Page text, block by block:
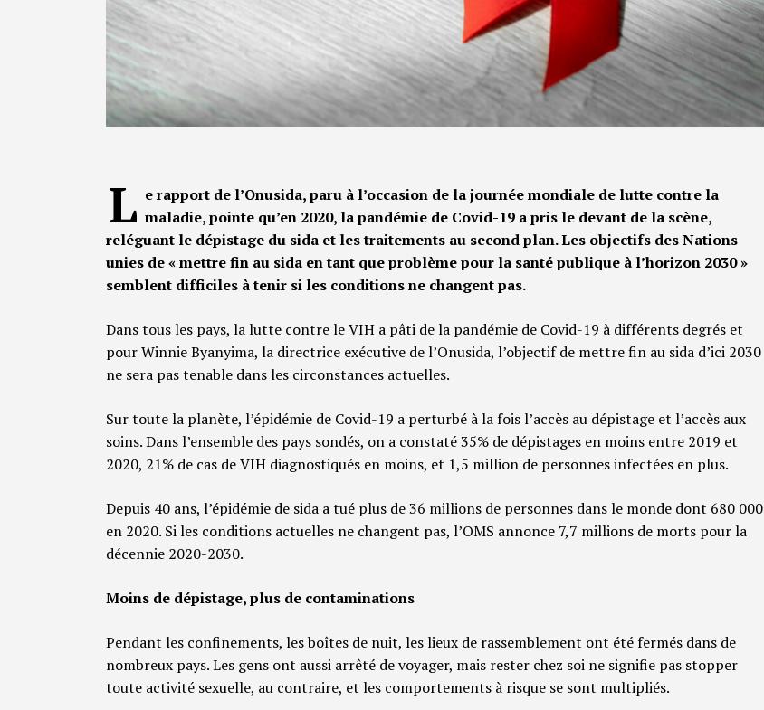
L e rapport de l’Onusida, paru à l’occasion de la journée mondiale de lutte contre la
maladie, pointe qu’en 2020, la pandémie de Covid-19 a pris le devant de la scène,
reléguant le dépistage du sida et les traitements au second plan. Les objectifs des Nations
unies de « mettre fin au sida en tant que problème pour la santé publique à l’horizon 2030 »
semblent difficiles à tenir si les conditions ne changent pas.
Dans tous les pays, la lutte contre le VIH a pâti de la pandémie de Covid-19 à différents degrés et
pour Winnie Byanyima, la directrice exécutive de l’Onusida, l’objectif de mettre fin au sida d’ici 2030
ne sera pas tenable dans les circonstances actuelles.
Sur toute la planète, l’épidémie de Covid-19 a perturbé à la fois l’accès au dépistage et l’accès aux
soins. Dans l’ensemble des pays sondés, on a constaté 35% de dépistages en moins entre 2019 et
2020, 21% de cas de VIH diagnostiqués en moins, et 1,5 million de personnes infectées en plus.
Depuis 40 ans, l’épidémie de sida a tué plus de 36 millions de personnes dans le monde dont 680 000
en 2020. Si les conditions actuelles ne changent pas, l’OMS annonce 7,7 millions de morts pour la
décennie 2020-2030.
Moins de dépistage, plus de contaminations
Pendant les confinements, les boîtes de nuit, les lieux de rassemblement ont été fermés dans de
nombreux pays. Les gens ont aussi arrêté de voyager, mais rester chez soi ne signifie pas stopper
toute activité sexuelle, au contraire, et les comportements à risque se sont multipliés.